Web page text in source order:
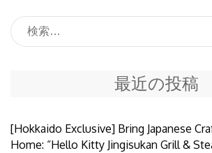
最近の投稿
[Hokkaido Exclusive] Bring Japanese
Home: “Hello Kitty Jingisukan Grill &